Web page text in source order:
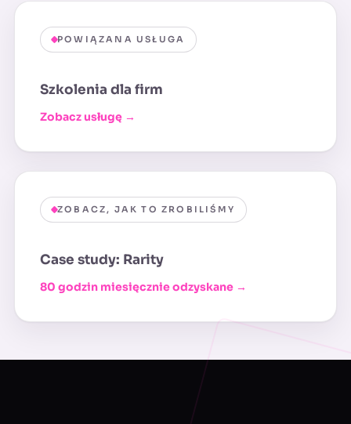
POWIĄZANA USŁUGA
Szkolenia dla firm
Zobacz usługę →
ZOBACZ, JAK TO ZROBILIŚMY
Case study: Rarity
80 godzin miesięcznie odzyskane →